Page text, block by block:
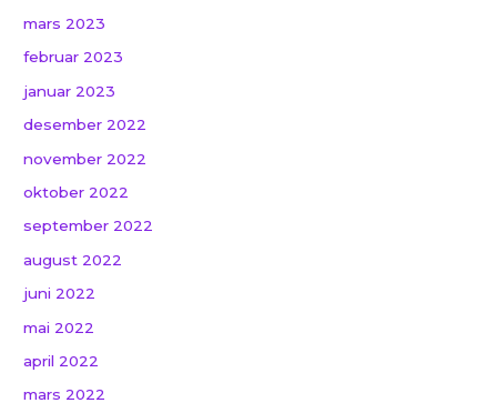
mars 2023
februar 2023
januar 2023
desember 2022
november 2022
oktober 2022
september 2022
august 2022
juni 2022
mai 2022
april 2022
mars 2022